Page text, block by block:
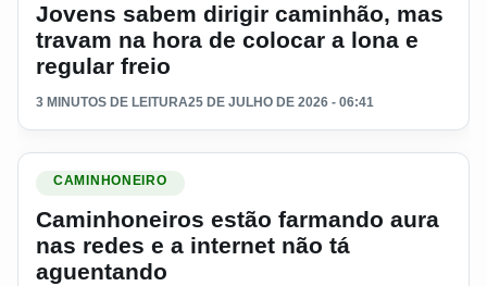
Jovens sabem dirigir caminhão, mas
travam na hora de colocar a lona e
regular freio
3 MINUTOS DE LEITURA25 DE JULHO DE 2026 - 06:41
Ler materia: Caminhoneiros estão farmando aura nas redes
CAMINHONEIRO
Caminhoneiros estão farmando aura
nas redes e a internet não tá
aguentando